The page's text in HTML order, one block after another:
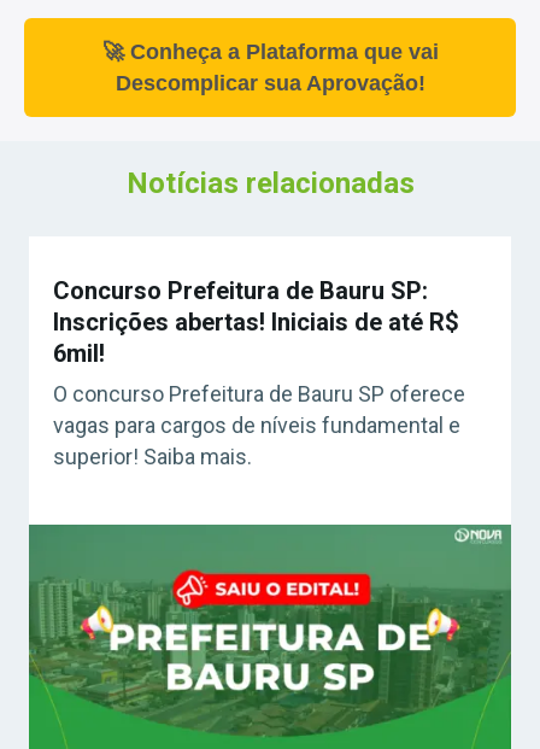
🚀 Conheça a Plataforma que vai
Descomplicar sua Aprovação!
Notícias relacionadas
Concurso Prefeitura de Bauru SP:
Inscrições abertas! Iniciais de até R$
6mil!
O concurso Prefeitura de Bauru SP oferece
vagas para cargos de níveis fundamental e
superior! Saiba mais.